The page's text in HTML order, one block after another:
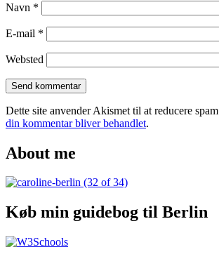
Navn *
E-mail *
Websted
Dette site anvender Akismet til at reducere
din kommentar bliver behandlet.
About me
Køb min guidebog til Berlin